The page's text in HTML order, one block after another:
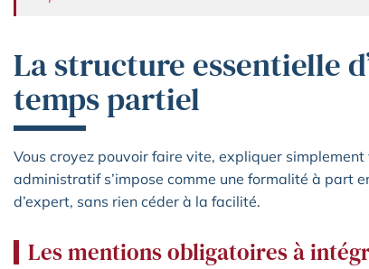
La structure essentielle
temps partiel
Vous croyez pouvoir faire vite, expliquer
administratif s’impose comme une formalité à part
d’expert, sans rien céder à la facilité.
Les mentions obligatoires à